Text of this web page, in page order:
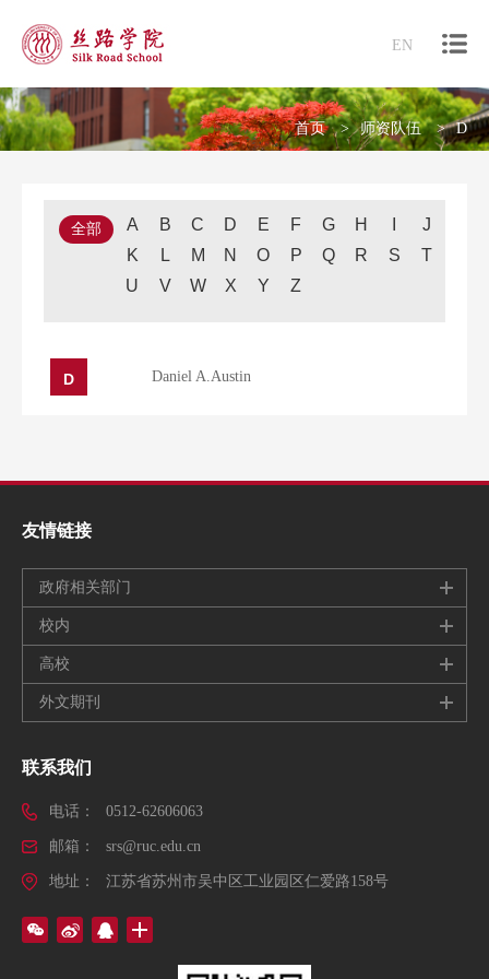
EN
首页 师资队伍 D
全部 A B C D E F G H
J
K
L M N O P Q R S
T
U
V W X Y Z
D Daniel A.Austin
友情链接
政府相关部门
校内
高校
外文期刊
联系我们
电话： 0512-62606063
邮箱： srs@ruc.edu.cn
地址： 江苏省苏州市吴中区工业园区仁爱路158号